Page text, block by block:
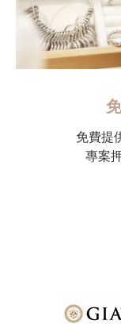
免費提
專案